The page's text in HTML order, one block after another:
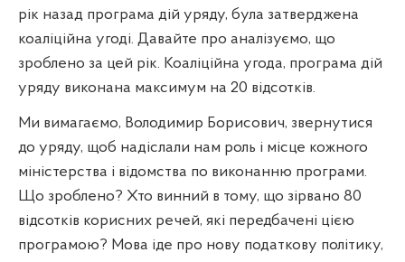
рік назад програма дій уряду, була затверджена
коаліційна угоді. Давайте про аналізуємо, що
зроблено за цей рік. Коаліційна угода, програма дій
уряду виконана максимум на 20 відсотків.
Ми вимагаємо, Володимир Борисович, звернутися
до уряду, щоб надіслали нам роль і місце кожного
міністерства і відомства по виконанню програми.
Що зроблено? Хто винний в тому, що зірвано 80
відсотків корисних речей, які передбачені цією
програмою? Мова іде про нову податкову політику,